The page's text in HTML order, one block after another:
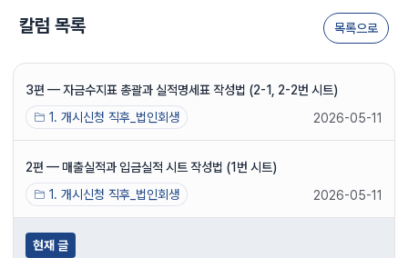
칼럼 목록 목록으로
3편 — 자금수지표 총괄과 실적명세표 작성법 (2-1, 2-2번 시트)
1. 개시신청 직후_법인회생
2026-05-11
2편 — 매출실적과 입금실적 시트 작성법 (1번 시트)
1. 개시신청 직후_법인회생
2026-05-11
현재 글